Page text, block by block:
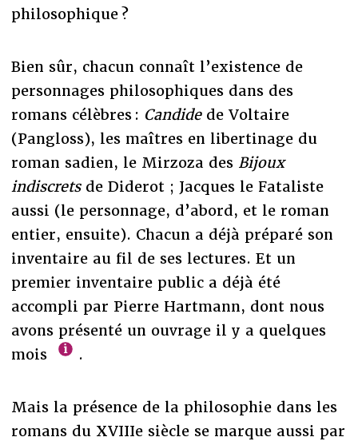
philosophique ?
Bien sûr, chacun connaît l’existence de
personnages philosophiques dans des
romans célèbres : Candide de Voltaire
(Pangloss), les maîtres en libertinage du
roman sadien, le Mirzoza des Bijoux
indiscretsde Diderot ; Jacques le Fataliste
aussi (le personnage, d’abord, et le roman
entier, ensuite). Chacun a déjà préparé son
inventaire au fil de ses lectures. Et un
premier inventaire public a déjà été
accompli par Pierre Hartmann, dont nous
avons présenté un ouvrage il y a quelques
mois
.
Mais la présence de la philosophie dans les
romans du XVIIIe siècle se marque aussi par